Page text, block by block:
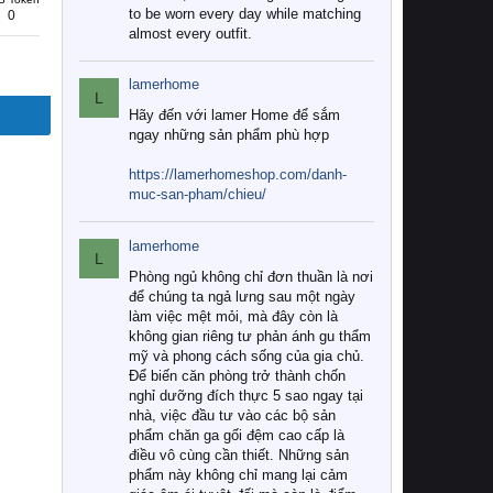
0
to be worn every day while matching
almost every outfit.
L
lamerhome
Hãy đến với lamer Home để sắm
ngay những sản phẩm phù hợp
https://lamerhomeshop.com/danh-
muc-san-pham/chieu/
L
lamerhome
Phòng ngủ không chỉ đơn thuần là nơi
để chúng ta ngả lưng sau một ngày
làm việc mệt mỏi, mà đây còn là
không gian riêng tư phản ánh gu thẩm
mỹ và phong cách sống của gia chủ.
Để biến căn phòng trở thành chốn
nghỉ dưỡng đích thực 5 sao ngay tại
nhà, việc đầu tư vào các bộ sản
phẩm chăn ga gối đệm cao cấp là
điều vô cùng cần thiết. Những sản
phẩm này không chỉ mang lại cảm